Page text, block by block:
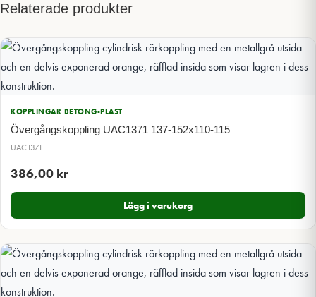
Relaterade produkter
KOPPLINGAR BETONG-PLAST
Övergångskoppling UAC1371 137-152x110-115
UAC1371
386,00 kr
Lägg i varukorg